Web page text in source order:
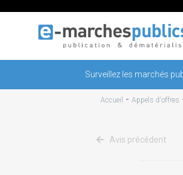
Surveillez les marchés
Accueil - Appels d'offres
Avis précédent